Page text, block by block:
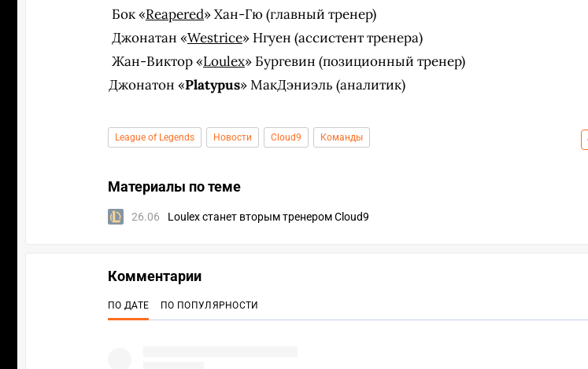
Бок «Reapered» Хан-Гю (главный тренер)
Джонатан «Westrice» Нгуен (ассистент тренера)
Жан-Виктор «Loulex» Бургевин (позиционный тренер)
Джонатон «Platypus» МакДэниэль (аналитик)
League of Legends Новости Cloud9 Команды
Материалы по теме
26.06 Loulex станет вторым тренером Cloud9
Комментарии
ПО ДАТЕ ПО ПОПУЛЯРНОСТИ